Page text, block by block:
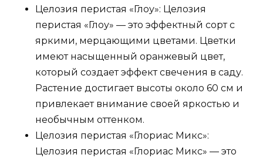
Целозия перистая «Глоу»: Целозия
перистая «Глоу» — это эффектный сорт с
яркими, мерцающими цветами. Цветки
имеют насыщенный оранжевый цвет,
который создает эффект свечения в саду.
Растение достигает высоты около 60 см и
привлекает внимание своей яркостью и
необычным оттенком.
Целозия перистая «Глориас Микс»:
Целозия перистая «Глориас Микс» — это